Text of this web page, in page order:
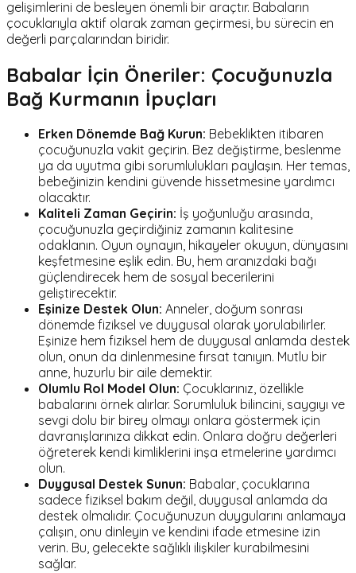
gelişimlerini de besleyen önemli bir araçtır. Babaların
çocuklarıyla aktif olarak zaman geçirmesi, bu sürecin en
değerli parçalarından biridir.
Babalar İçin Öneriler: Çocuğunuzla
Bağ Kurmanın İpuçları
Erken Dönemde Bağ Kurun: Bebeklikten itibaren
çocuğunuzla vakit geçirin. Bez değiştirme, beslenme
ya da uyutma gibi sorumlulukları paylaşın. Her temas,
bebeğinizin kendini güvende hissetmesine yardımcı
olacaktır.
Kaliteli Zaman Geçirin: İş yoğunluğu arasında,
çocuğunuzla geçirdiğiniz zamanın kalitesine
odaklanın. Oyun oynayın, hikayeler okuyun, dünyasını
keşfetmesine eşlik edin. Bu, hem aranızdaki bağı
güçlendirecek hem de sosyal becerilerini
geliştirecektir.
Eşinize Destek Olun: Anneler, doğum sonrası
dönemde fiziksel ve duygusal olarak yorulabilirler.
Eşinize hem fiziksel hem de duygusal anlamda destek
olun, onun da dinlenmesine fırsat tanıyın. Mutlu bir
anne, huzurlu bir aile demektir.
Olumlu Rol Model Olun: Çocuklarınız, özellikle
babalarını örnek alırlar. Sorumluluk bilincini, saygıyı ve
sevgi dolu bir birey olmayı onlara göstermek için
davranışlarınıza dikkat edin. Onlara doğru değerleri
öğreterek kendi kimliklerini inşa etmelerine yardımcı
olun.
Duygusal Destek Sunun: Babalar, çocuklarına
sadece fiziksel bakım değil, duygusal anlamda da
destek olmalıdır. Çocuğunuzun duygularını anlamaya
çalışın, onu dinleyin ve kendini ifade etmesine izin
verin. Bu, gelecekte sağlıklı ilişkiler kurabilmesini
sağlar.